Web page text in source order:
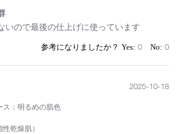
いので最後の仕上げに使っています
0 0
ス：明るめの肌色
乾燥肌）
2025-10-18